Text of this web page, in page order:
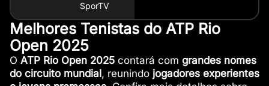
SporTV
Melhores Tenistas do ATP Rio
Open 2025
O ATP Rio Open 2025contará com grandes nomes
do circuito mundial , reunindo jogadores experientes